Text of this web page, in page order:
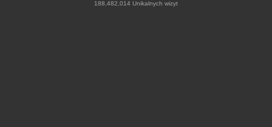
188,482,014 Unikalnych wizyt